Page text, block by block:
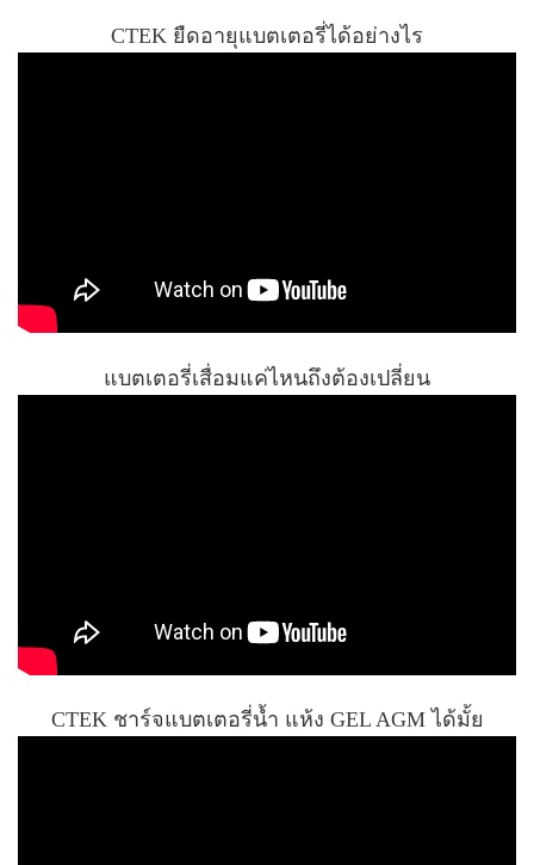
CTEK ยืดอายุแบตเตอรี่ได้อย่างไร
แบตเตอรี่เสื่อมแค่ไหนถึงต้องเปลี่ยน
CTEK ชาร์จแบตเตอรี่น้ำ แห้ง GEL AGM ได้มั้ย